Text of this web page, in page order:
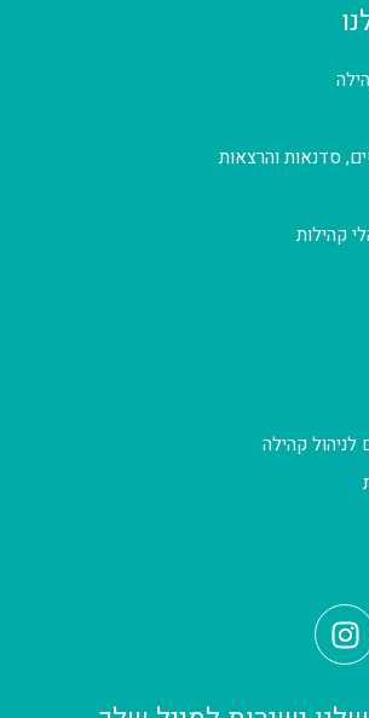
סדנאות והרצאות
קהילות
לניהול קהילה